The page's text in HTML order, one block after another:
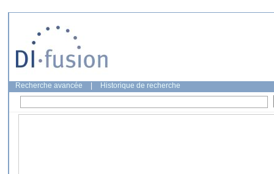
Recherche avancée Historique de recherche